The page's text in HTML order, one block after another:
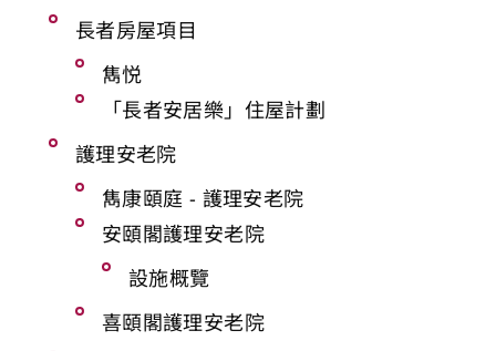
長者房屋項目
雋悦
「長者安居樂」住屋計劃
護理安老院
雋康頤庭 - 護理安老院
安頤閣護理安老院
設施概覽
喜頤閣護理安老院